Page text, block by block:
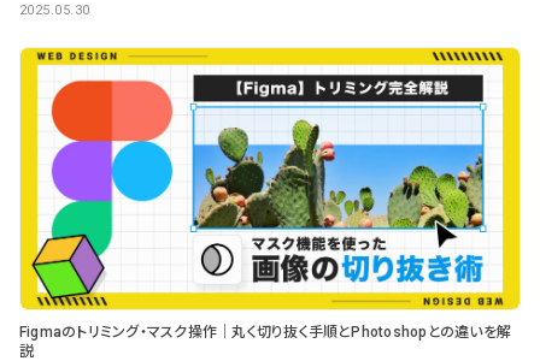
2025.05.30
Figmaのトリミング・マスク操作｜丸く切り抜く手順とPhotoshopとの違いを解
説